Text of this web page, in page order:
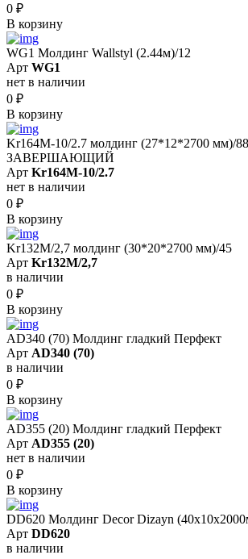
0 ₽
В корзину
WG1 Молдинг Wallstyl (2.44м)/12
Арт WG1
нет в наличии
0 ₽
В корзину
Kr164M-10/2.7 молдинг (27*12*2700 мм)/88
ЗАВЕРШАЮЩИЙ
Арт Kr164M-10/2.7
нет в наличии
0 ₽
В корзину
Kr132M/2,7 молдинг (30*20*2700 мм)/45
Арт Kr132M/2,7
в наличии
0 ₽
В корзину
AD340 (70) Молдинг гладкий Перфект
Арт AD340 (70)
в наличии
0 ₽
В корзину
AD355 (20) Молдинг гладкий Перфект
Арт AD355 (20)
нет в наличии
0 ₽
В корзину
DD620 Молдинг Decor Dizayn
Арт DD620
в наличии